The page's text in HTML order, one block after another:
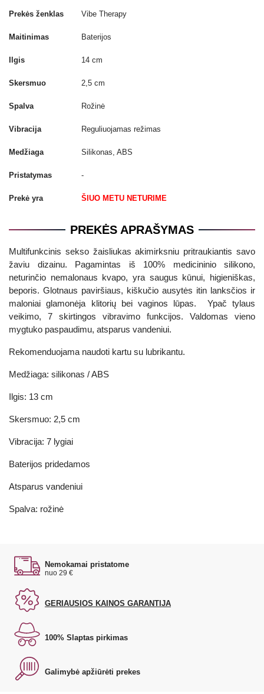
Prekės ženklas Vibe Therapy
Maitinimas Baterijos
Ilgis 14 cm
Skersmuo 2,5 cm
Spalva Rožinė
Vibracija Reguliuojamas režimas
Medžiaga Silikonas, ABS
Pristatymas -
Prekė yra ŠIUO METU NETURIME
PREKĖS APRAŠYMAS
Multifunkcinis sekso žaisliukas akimirksniu pritraukiantis savo
žaviu dizainu. Pagamintas iš 100% medicininio silikono,
neturinčio nemalonaus kvapo, yra saugus kūnui, higieniškas,
beporis. Glotnaus paviršiaus, kiškučio ausytės itin lanksčios ir
maloniai glamonėja klitorių bei vaginos lūpas. Ypač tylaus
veikimo, 7 skirtingos vibravimo funkcijos. Valdomas vieno
mygtuko paspaudimu, atsparus vandeniui.
Rekomenduojama naudoti kartu su lubrikantu.
Medžiaga: silikonas / ABS
Ilgis: 13 cm
Skersmuo: 2,5 cm
Vibracija: 7 lygiai
Baterijos pridedamos
Atsparus vandeniui
Spalva: rožinė
Nemokamai pristatome
nuo 29 €
GERIAUSIOS KAINOS GARANTIJA
100% Slaptas pirkimas
Galimybė apžiūrėti prekes